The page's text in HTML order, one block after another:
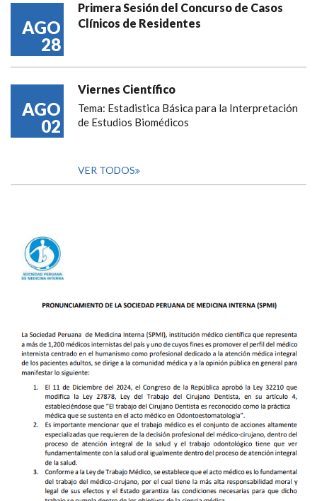
AGO
28
Primera Sesión del Concurso de Casos
Clínicos de Residentes
AGO
02
Viernes Científico
Tema: Estadistica Básica para la Interpretación
de Estudios Biomédicos
VER TODOS